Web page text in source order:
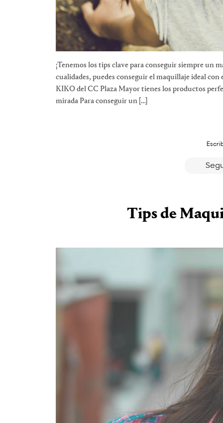
¡Tenemos los tips clave para conseguir siempre
cualidades, puedes conseguir el maquillaje ideal
KIKO del CC Plaza Mayor tienes los productos
mirada Para conseguir un […]
Tips de